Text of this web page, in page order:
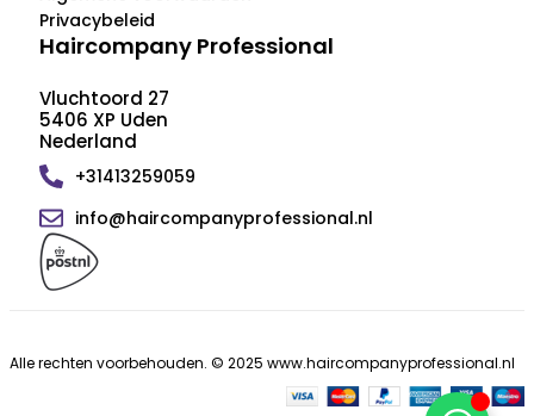
Privacybeleid
Haircompany Professional
Vluchtoord 27
5406 XP Uden
Nederland
+31413259059
info@haircompanyprofessional.nl
Alle rechten voorbehouden. © 2025 www.haircompanyprofessional.nl